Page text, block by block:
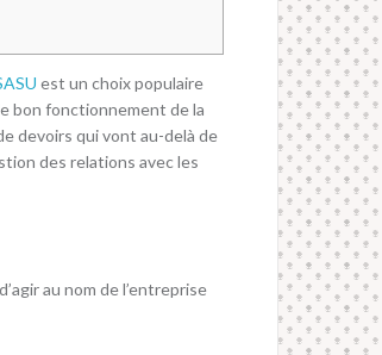
est un choix populaire
bon fonctionnement de la
devoirs qui vont au-delà de
des relations avec les
au nom de l’entreprise